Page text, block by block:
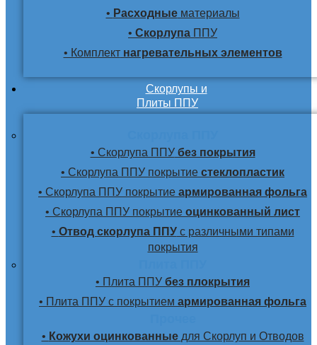
• Расходныематериалы
• Скорлупа ППУ
• Комплектнагревательных элементов
Скорлупы и
Плиты ППУ
• Скорлупа ППУбез покрытия
• Скорлупа ППУ покрытие стеклопластик
• Скорлупа ППУ покрытие армированная фольга
• Скорлупа ППУ покрытие оцинкованный лист
• Отвод скорлупа ППУс различными типами
покрытия
• Плита ППУ без плокрытия
• Плита ППУ с покрытием армированная фольга
• Кожухи оцинкованные для Скорлуп и Отводов